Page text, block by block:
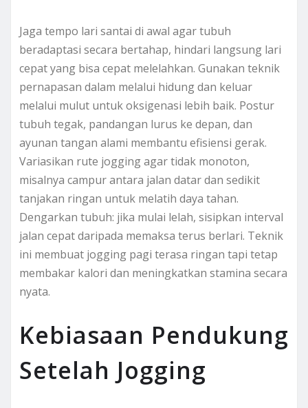
Jaga tempo lari santai di awal agar tubuh
beradaptasi secara bertahap, hindari langsung lari
cepat yang bisa cepat melelahkan. Gunakan teknik
pernapasan dalam melalui hidung dan keluar
melalui mulut untuk oksigenasi lebih baik. Postur
tubuh tegak, pandangan lurus ke depan, dan
ayunan tangan alami membantu efisiensi gerak.
Variasikan rute jogging agar tidak monoton,
misalnya campur antara jalan datar dan sedikit
tanjakan ringan untuk melatih daya tahan.
Dengarkan tubuh: jika mulai lelah, sisipkan interval
jalan cepat daripada memaksa terus berlari. Teknik
ini membuat jogging pagi terasa ringan tapi tetap
membakar kalori dan meningkatkan stamina secara
nyata.
Kebiasaan Pendukung
Setelah Jogging